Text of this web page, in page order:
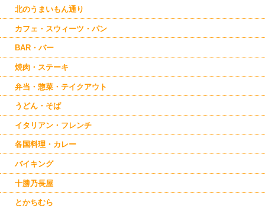
北のうまいもん通り
カフェ・スウィーツ・パン
BAR・バー
焼肉・ステーキ
弁当・惣菜・テイクアウト
うどん・そば
イタリアン・フレンチ
各国料理・カレー
バイキング
十勝乃長屋
とかちむら